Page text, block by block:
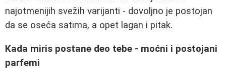
najotmenijih svežih varijanti - dovoljno je postojan
da se oseća satima, a opet lagan i pitak.
Kada miris postane deo tebe - moćni i postojani
parfemi